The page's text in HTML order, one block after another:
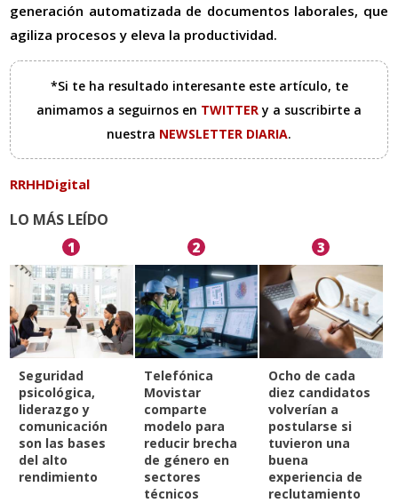
generación automatizada de documentos laborales, que
agiliza procesos y eleva la productividad.
*Si te ha resultado interesante este artículo, te
animamos a seguirnos en TWITTERy a suscribirte a
nuestra NEWSLETTER DIARIA.
RRHHDigital
LO MÁS LEÍDO
1
Seguridad
psicológica,
liderazgo y
comunicación
son las bases
del alto
rendimiento
2
Telefónica
Movistar
comparte
modelo para
reducir brecha
de género en
sectores
técnicos
3
Ocho de cada
diez candidatos
volverían a
postularse si
tuvieron una
buena
experiencia de
reclutamiento